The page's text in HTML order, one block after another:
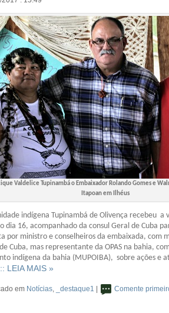
Valdelice Tupinambá o Embaixador Rolando Gomes e
Itapoan em Ilhéus
indígena Tupinambá de Olivença recebeu a
dia 16, acompanhado da consul Geral de Cuba
por ministro e conselheiros da embaixada, com
Cuba, mas representante da OPAS na bahia,
indígena da bahia (MUPOIBA), sobre ações e
:: LEIA MAIS »
em Notícias, _destaque1 Comente